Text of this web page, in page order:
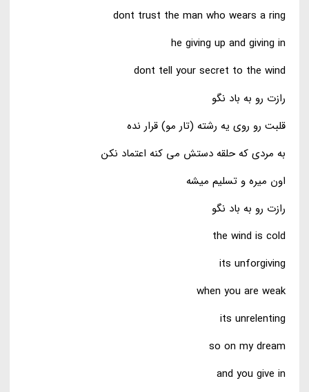
dont trust the man who wears a ring
he giving up and giving in
dont tell your secret to the wind
رازت رو به باد نگو
قلبت رو روی یه رشته (تار مو) قرار نده
به مردی که حلقه دستش می کنه اعتماد نکن
اون میره و تسلیم میشه
رازت رو به باد نگو
the wind is cold
its unforgiving
when you are weak
its unrelenting
so on my dream
and you give in